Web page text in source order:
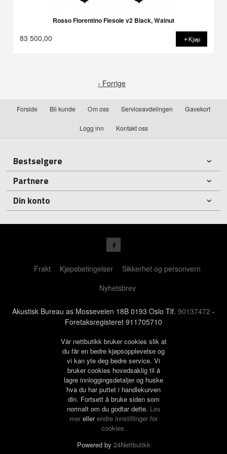
Rosso Fiorentino Fiesole v2 Black, Walnut
83 500,00 Kjøp
‹ Forrige
Forside Bli kunde Om oss Serviceavdelingen Gavekort
Logg inn Kontakt oss
Bestselgere
Partnere
Din konto
Frakt Kjøpsbetingelser
Sikkerhet og personvern
Nyhetsbrev
Akustisk Bureau as Mosseveien 18B 0193 Oslo Tlf. 90137472 -
Foretaksregisteret 911705710
Vår nettbutikk bruker cookies slik at
du får en bedre kjøpsopplevelse og
vi kan yte deg bedre service. Vi
bruker cookies hovedsaklig til å
lagre innloggingsdetaljer og huske
hva du har puttet i handlekurven
din. Fortsett å bruke siden som
normalt om du godtar dette. Les
mer ellerendre innstillinger for
cookies.
Powered by 24Nettbutikk